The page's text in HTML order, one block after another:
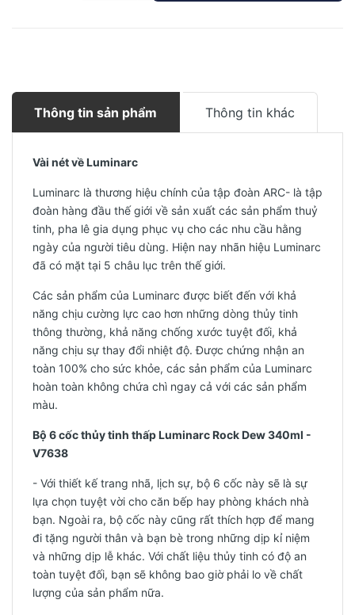
Thông tin sản phẩm Thông tin khác
Vài nét về Luminarc
Luminarc là thương hiệu chính của tập đoàn ARC- là tập
đoàn hàng đầu thế giới về sản xuất các sản phẩm thuỷ
tinh, pha lê gia dụng phục vụ cho các nhu cầu hằng
ngày của người tiêu dùng. Hiện nay nhãn hiệu Luminarc
đã có mặt tại 5 châu lục trên thế giới.
Các sản phẩm của Luminarc được biết đến với khả
năng chịu cường lực cao hơn những dòng thủy tinh
thông thường, khả năng chống xước tuyệt đối, khả
năng chịu sự thay đổi nhiệt độ. Được chứng nhận an
toàn 100% cho sức khỏe, các sản phẩm của Luminarc
hoàn toàn không chứa chì ngay cả với các sản phẩm
màu.
Bộ 6 cốc thủy tinh thấp Luminarc Rock Dew 340ml -
V7638
- Với thiết kế trang nhã, lịch sự, bộ 6 cốc này sẽ là sự
lựa chọn tuyệt vời cho căn bếp hay phòng khách nhà
bạn. Ngoài ra, bộ cốc này cũng rất thích hợp để mang
đi tặng người thân và bạn bè trong những dịp kỉ niệm
và những dịp lễ khác. Với chất liệu thủy tinh có độ an
toàn tuyệt đối, bạn sẽ không bao giờ phải lo về chất
lượng của sản phẩm nữa.